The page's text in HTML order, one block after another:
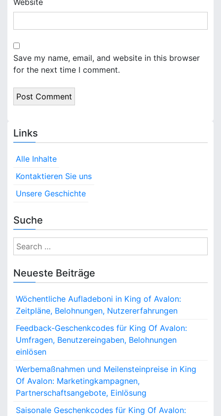
Save my name, email, and website in this browser
for the next time I comment.
Links
Alle Inhalte
Kontaktieren Sie uns
Unsere Geschichte
Suche
S
e
r
h
o
Neueste Beiträge
Wöchentliche Aufladeboni in King of Avalon:
Zeitpläne, Belohnungen, Nutzererfahrungen
Feedback-Geschenkcodes für King Of Avalon:
Umfragen, Benutzereingaben, Belohnungen
einlösen
Werbemaßnahmen und Meilensteinpreise in King
Of Avalon: Marketingkampagnen,
Partnerschaftsangebote, Einlösung
Saisonale Geschenkcodes für King Of Avalon: